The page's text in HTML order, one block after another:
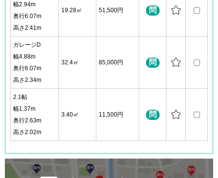
幅2.94m
奥行6.07m
高さ2.41m
19.28㎡ 51,500円 問
ガレージD
幅4.88m
奥行6.07m
高さ2.34m
32.4㎡ 85,000円 問
2.1帖
幅1.37m
奥行2.63m
高さ2.02m
3.40㎡ 11,500円 問